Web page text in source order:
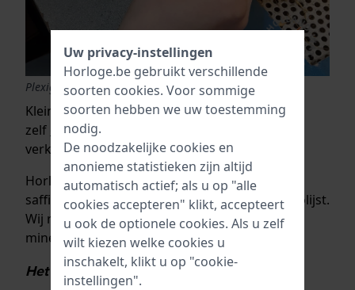
Plexiglas machinaal polijsten
Kleine krassen in mineraalglas kan je soms
zelf
opvullen met een speciaal vulmiddel
verkopen hiervoor speciale sets.
Horlogeglas gemaakt van mineraalglas of
saffierglas kan niet of nauwelijks worden gepolijst.
Wij raden daarom aan een ernstig gekrast
mineraal- of saffierglas altijd te vervangen.
Het horlogeglas is gebroken of gebarsten
Uw privacy-instellingen
Horloge.be gebruikt verschillende
soorten cookies. Voor sommige
soorten hebben we uw toestemming
nodig.
De noodzakelijke cookies en
anonieme statistieken zijn altijd
automatisch actief; als u op "alle
cookies accepteren" klikt, accepteert
u ook de optionele cookies. Als u zelf
wilt kiezen welke cookies u
inschakelt, klikt u op "cookie-
instellingen".